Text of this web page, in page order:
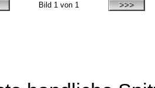
Bild 1 von 1